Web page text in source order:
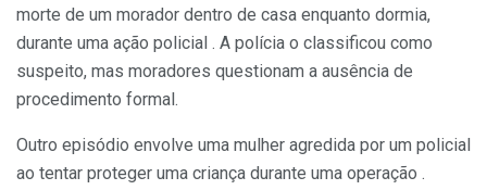
morte de um morador dentro de casa enquanto dormia,
durante uma ação policial . A polícia o classificou como
suspeito, mas moradores questionam a ausência de
procedimento formal.
Outro episódio envolve uma mulher agredida por um policial
ao tentar proteger uma criança durante uma operação .